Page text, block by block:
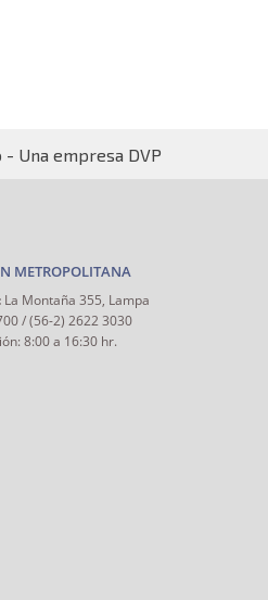
METROPOLITANA
La Montaña 355, Lampa
/ (56-2) 2622 3030
8:00 a 16:30 hr.